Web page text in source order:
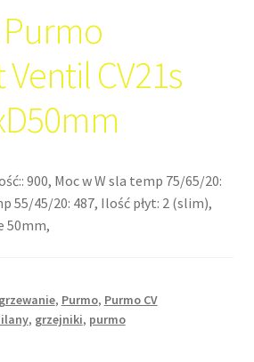
CV21s
900, Moc w W sla temp 75/65/20:
55/45/20: 487, Ilość płyt: 2 (slim),
50mm,
, Purmo, Purmo CV
, grzejniki, purmo